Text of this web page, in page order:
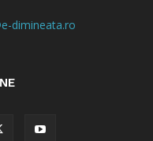
dimineata.ro